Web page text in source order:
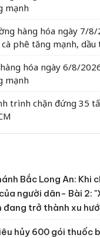
mạnh
hàng hóa ngày 7/8/
phê tăng mạnh,
hóa ngày 6/8/
mạnh
trình chặn đứng 35
Bắc Long An: Khi
người dân- Bài 2:
đang trở thành xu
hủy 600 gói thuốc